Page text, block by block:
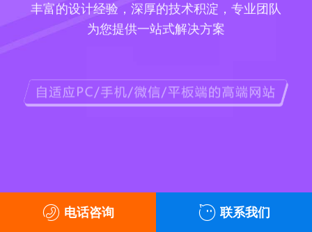
丰富的设计经验，深厚的技术积淀，专业团队
为您提供一站式解决方案
电话咨询 联系我们